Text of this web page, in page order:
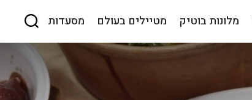
מלונות בוטיק מטיילים בעולם מסעדות